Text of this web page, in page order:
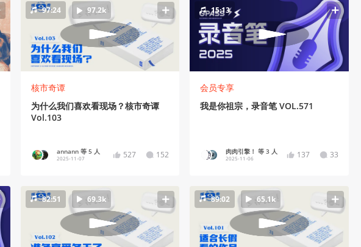
97:24 97.2k
核市奇谭
为什么我们喜欢看现场？核市奇谭
Vol.103
annann 等 5 人
2025-11-07 527 152
15:13
会员专享
我是你祖宗，录音笔 VOL.571
肉肉引擎！ 等 3 人
2025-11-06 137 33
82:51 69.3k 89:02 65.1k